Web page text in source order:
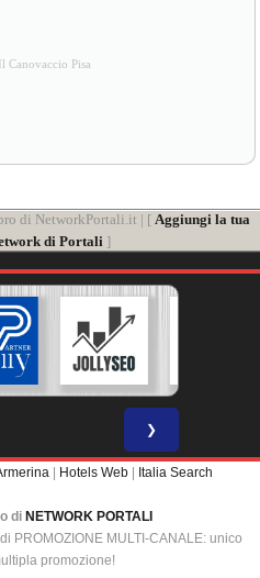
Canovaccio Pisa
di NetworkPortali.it | [ Aggiungi la tua
di Portali ]
❯
| Hotels Web | Italia Search
di NETWORK PORTALI
PROMOZIONE MULTI-CANALE: unico
promozione!